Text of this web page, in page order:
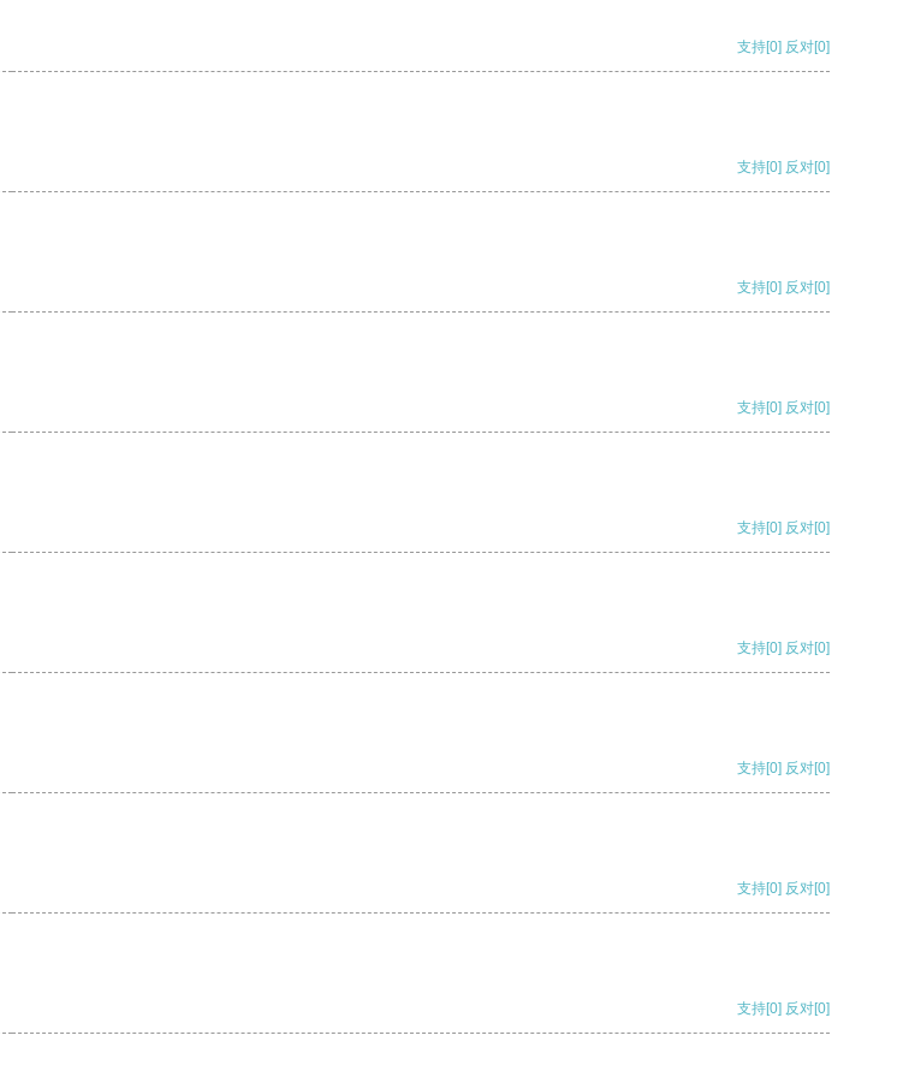
支持[0] 反对[0]
支持[0] 反对[0]
支持[0] 反对[0]
支持[0] 反对[0]
支持[0] 反对[0]
支持[0] 反对[0]
支持[0] 反对[0]
支持[0] 反对[0]
支持[0] 反对[0]